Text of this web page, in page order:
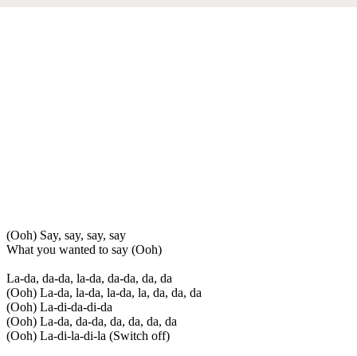
(Ooh) Say, say, say, say
What you wanted to say (Ooh)
La-da, da-da, la-da, da-da, da, da
(Ooh) La-da, la-da, la-da, la, da, da, da
(Ooh) La-di-da-di-da
(Ooh) La-da, da-da, da, da, da, da
(Ooh) La-di-la-di-la (Switch off)